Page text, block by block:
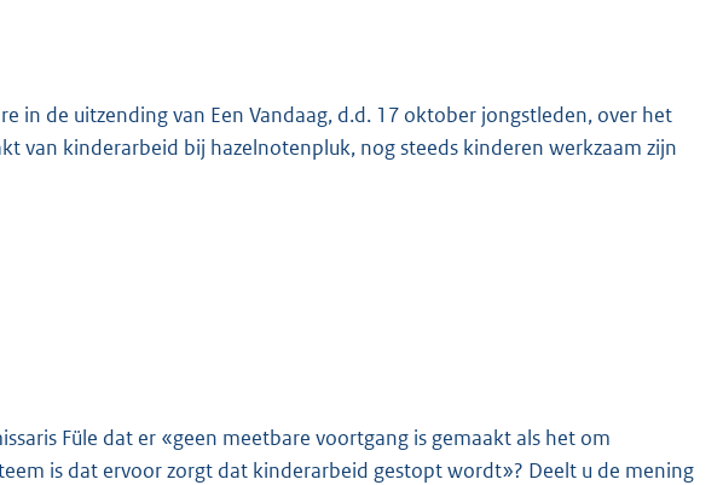
:
5
in de uitzending van Een Vandaag, d.d. 17 oktober jongstleden, over het
van kinderarbeid bij hazelnotenpluk, nog steeds kinderen werkzaam zijn
Füle dat er «geen meetbare voortgang is gemaakt als het om
is dat ervoor zorgt dat kinderarbeid gestopt wordt»? Deelt u de mening